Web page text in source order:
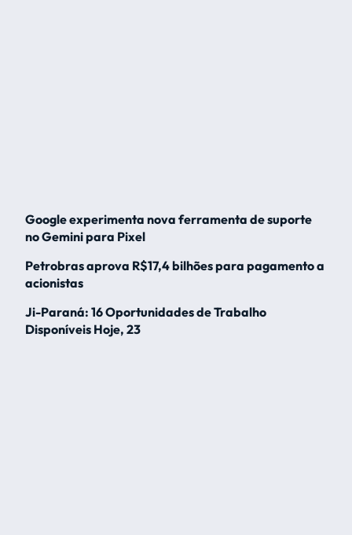
Google experimenta nova ferramenta de suporte
no Gemini para Pixel
Petrobras aprova R$17,4 bilhões para pagamento a
acionistas
Ji-Paraná: 16 Oportunidades de Trabalho
Disponíveis Hoje, 23